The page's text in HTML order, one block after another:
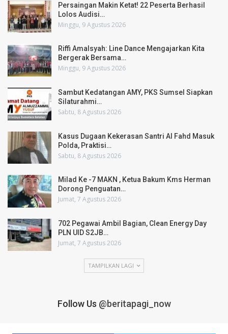
Persaingan Makin Ketat! 22 Peserta Berhasil
Lolos Audisi…
Minggu, 9 Agustus 2026
Riffi Amalsyah: Line Dance Mengajarkan Kita
Bergerak Bersama…
Minggu, 9 Agustus 2026
Sambut Kedatangan AMY, PKS Sumsel Siapkan
Silaturahmi…
Sabtu, 8 Agustus 2026
Kasus Dugaan Kekerasan Santri Al Fahd Masuk
Polda, Praktisi…
Sabtu, 8 Agustus 2026
Milad Ke -7 MAKN , Ketua Bakum Kms Herman
Dorong Penguatan…
Jumat, 7 Agustus 2026
702 Pegawai Ambil Bagian, Clean Energy Day
PLN UID S2JB…
Jumat, 7 Agustus 2026
TAMPILKAN LAGI
Follow Us @beritapagi_now